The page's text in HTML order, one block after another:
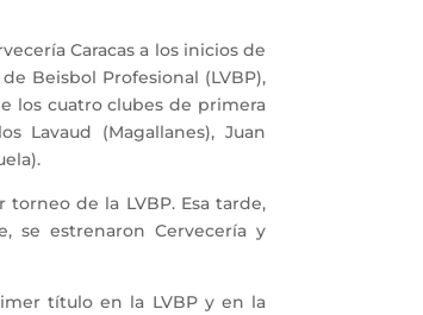
Caracas a los inicios de
Beisbol Profesional (LVBP),
los cuatro clubes de primera
Lavaud (Magallanes), Juan
de la LVBP. Esa tarde,
se estrenaron Cervecería y
título en la LVBP y en la